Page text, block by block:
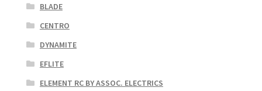
BLADE
CENTRO
DYNAMITE
EFLITE
ELEMENT RC BY ASSOC. ELECTRICS